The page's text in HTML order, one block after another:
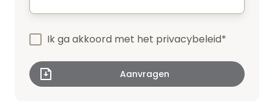
Ik ga akkoord met het privacybeleid*